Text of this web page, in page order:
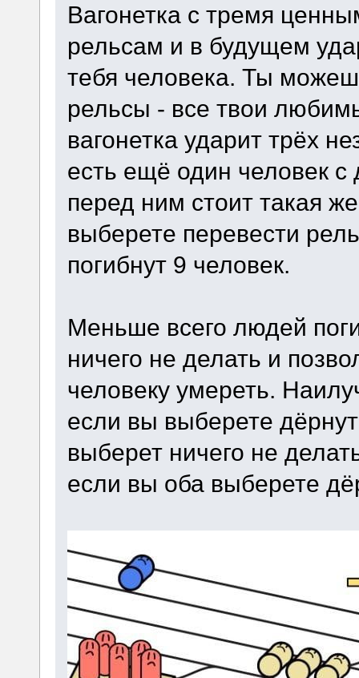
Вагонетка с тремя
рельсам и в будущем
тебя человека. Ты
рельсы - все твои
вагонетка ударит трёх
есть ещё один человек с
перед ним стоит такая
выберете перевести
погибнут 9 человек.
Меньше всего людей
ничего не делать и
человеку умереть.
если вы выберете
выберет ничего не
если вы оба выберете